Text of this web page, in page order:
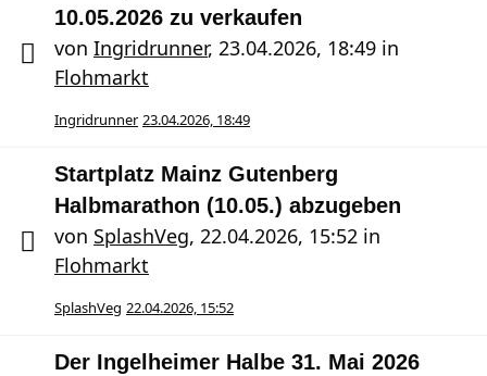
10.05.2026 zu verkaufen
von Ingridrunner, 23.04.2026, 18:49 in
Flohmarkt
Ingridrunner 23.04.2026, 18:49
Startplatz Mainz Gutenberg
Halbmarathon (10.05.) abzugeben
von SplashVeg, 22.04.2026, 15:52 in
Flohmarkt
SplashVeg 22.04.2026, 15:52
Der Ingelheimer Halbe 31. Mai 2026